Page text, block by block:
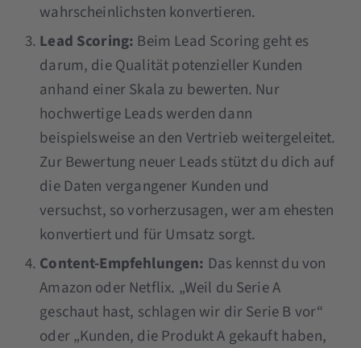
wahrscheinlichsten konvertieren.
Lead Scoring: Beim Lead Scoring geht es
darum, die Qualität potenzieller Kunden
anhand einer Skala zu bewerten. Nur
hochwertige Leads werden dann
beispielsweise an den Vertrieb weitergeleitet.
Zur Bewertung neuer Leads stützt du dich auf
die Daten vergangener Kunden und
versuchst, so vorherzusagen, wer am ehesten
konvertiert und für Umsatz sorgt.
Content-Empfehlungen: Das kennst du von
Amazon oder Netflix. „Weil du Serie A
geschaut hast, schlagen wir dir Serie B vor“
oder „Kunden, die Produkt A gekauft haben,